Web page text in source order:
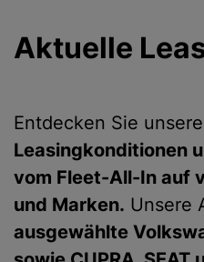
Aktuelle
Entdecken Sie unsere
Leasingkonditionen
vom Fleet-All-In auf
und Marken. Unsere
ausgewählte